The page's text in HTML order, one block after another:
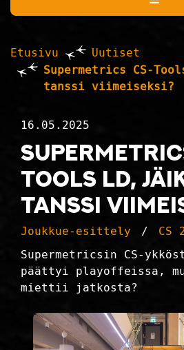
Etusivu
Uutiset
Supermetrics CS-
tanssi viimeiseksi?
16.05.2025
Tools LD,
tanssi
Joukkue-esittely
CS
Supermetricsin CS-
päättyi playoffeissa,
miettii jatkosta?